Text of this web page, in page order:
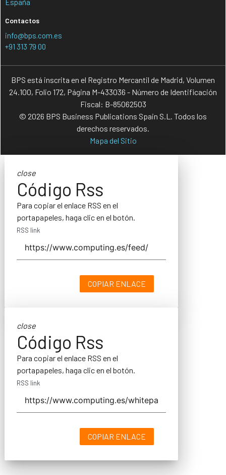
España
Contactos
info@bps.com.es
+91 313 79 00
BPS está inscrita en el Registro Mercantil de Madrid, Volumen
24.100, Folio 172, Página M-433036 - Número de Identificación
Fiscal: B-85062503
© 2026 BPS Business Publications Spain S.L. Todos los
derechos reservados.
Mapa del Sitio
close
Código Rss
Para copiar el enlace RSS en el
portapapeles, haga clic en el botón.
RSS link
COPIAR ENLACE
close
Código Rss
Para copiar el enlace RSS en el
portapapeles, haga clic en el botón.
RSS link
COPIAR ENLACE